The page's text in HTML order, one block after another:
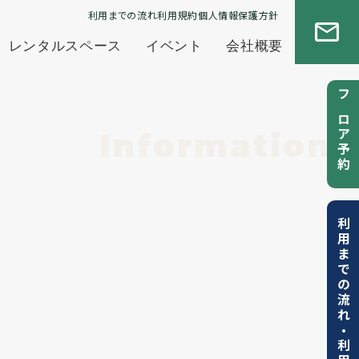
利用までの流れ利用規約個人情報保護方針
レンタルスペース イベント 会社概要
フロア予約
利用までの流れ
・